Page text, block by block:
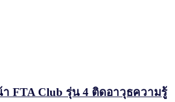
า FTA Club รุ่น 4 ติดอาวุธความรู้